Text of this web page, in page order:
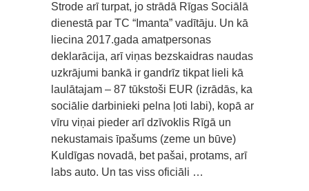
Strode arī turpat, jo strādā Rīgas Sociālā
dienestā par TC “Imanta” vadītāju. Un kā
liecina 2017.gada amatpersonas
deklarācija, arī viņas bezskaidras naudas
uzkrājumi bankā ir gandrīz tikpat lieli kā
laulātajam – 87 tūkstoši EUR (izrādās, ka
sociālie darbinieki pelna ļoti labi), kopā ar
vīru viņai pieder arī dzīvoklis Rīgā un
nekustamais īpašums (zeme un būve)
Kuldīgas novadā, bet pašai, protams, arī
labs auto. Un tas viss oficiāli …